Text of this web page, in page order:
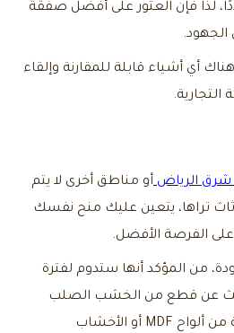
لذا فإن العثور على أفضل صفقة
أي أشياء قابلة للمقارنة وإلقاء
التجارية.
شرق الرياضأو مناطق أخرى لا يتم
تراها، يتعين عليك منح نفسك
على الفرصة الأفضل.
من المؤكد أنها ستدوم لفترة
عن قطع من الخشب الصلب
مقابل القطع المصنوعة من ألواح MDF أو الأخشاب